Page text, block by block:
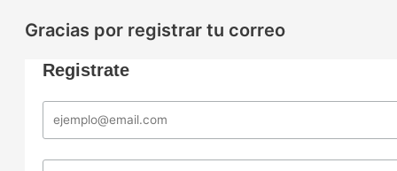
Gracias por registrar tu correo
Registrate